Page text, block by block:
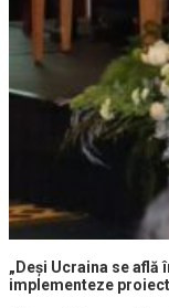
„Deși Ucraina se
implementeze